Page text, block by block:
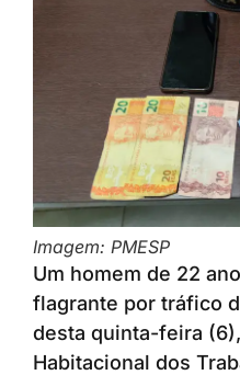
Imagem: PMESP
Um homem de 22
flagrante por tráfico
desta quinta-feira
Habitacional dos